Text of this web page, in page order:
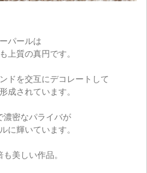
パールは
上質の真円です。
ドを交互にデコレートして
成されています。
濃密なパライバが
に輝いています。
美しい作品。
手続き
トを見る